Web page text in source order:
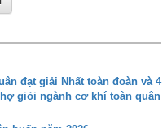
đạt giải Nhất toàn đoàn và 4
giỏi ngành cơ khí toàn quân